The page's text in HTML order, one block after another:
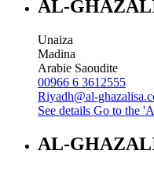
AL-
Unaiza
Madina
Arabie Saoudite
00966 6 3612555
Riyadh@al-
See details Go to the
AL-